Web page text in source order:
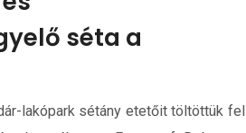
séta a
lakópark sétány etetőit töltöttük fel